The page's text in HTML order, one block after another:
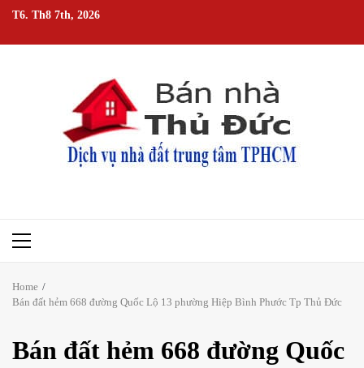
Skip
content
T6. Th8 7th, 2026
Primary
Home
Bán đất hẻm 668 đường Quốc Lộ 13 phường Hiệp Bình Phước Tp Thủ Đức
Bán đất hẻm 668 đường Quốc